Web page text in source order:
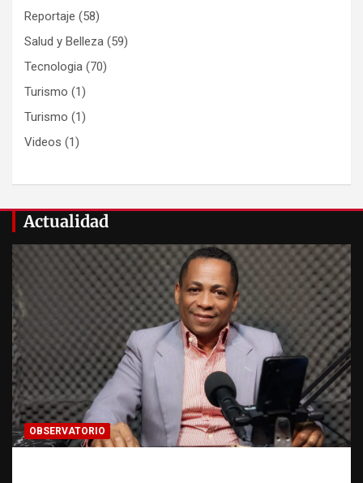
Reportaje (58)
Salud y Belleza (59)
Tecnologia (70)
Turismo (1)
Turismo (1)
Videos (1)
Actualidad
OBSERVATORIO